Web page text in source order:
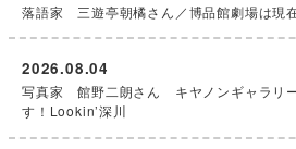
落語家 三遊亭朝橘さん／博品館劇場は現
写真家 館野二朗さん キヤノンギャラリ
す！Lookin’深川
2026.08.04